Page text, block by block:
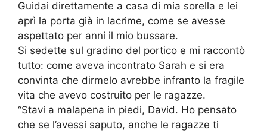
Guidai direttamente a casa di mia sorella e lei
aprì la porta già in lacrime, come se avesse
aspettato per anni il mio bussare.
Si sedette sul gradino del portico e mi raccontò
tutto: come aveva incontrato Sarah e si era
convinta che dirmelo avrebbe infranto la fragile
vita che avevo costruito per le ragazze.
“Stavi a malapena in piedi, David. Ho pensato
che se l’avessi saputo, anche le ragazze ti